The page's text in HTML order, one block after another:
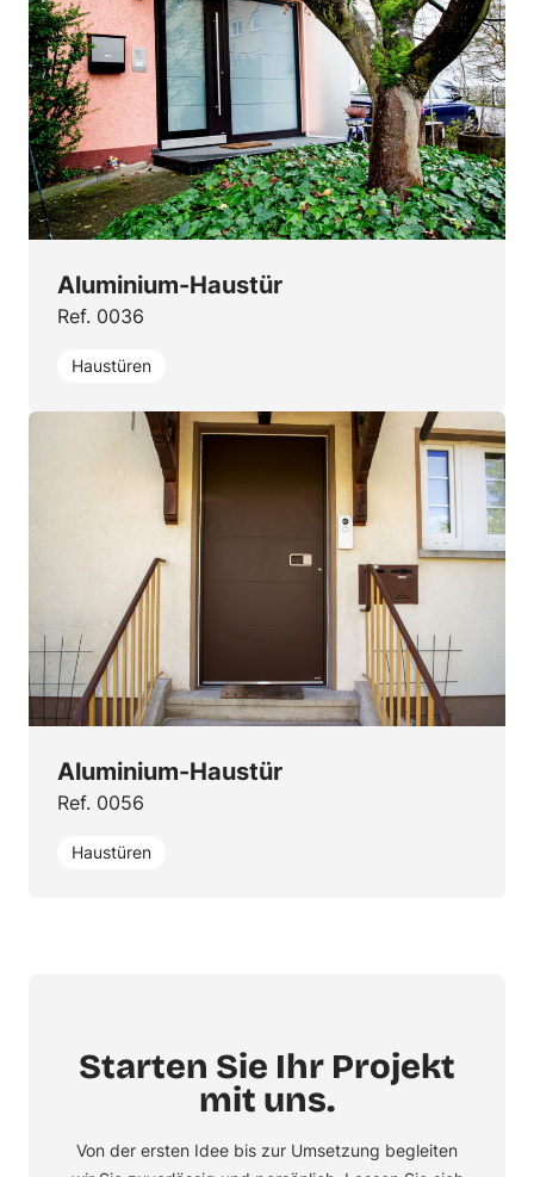
Aluminium-Haustür
Ref. 0036
Haustüren
Aluminium-Haustür
Ref. 0056
Haustüren
Starten Sie Ihr Projekt
mit uns.
Von der ersten Idee bis zur Umsetzung begleiten